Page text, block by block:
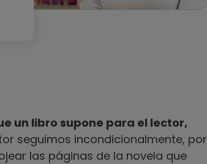
un libro supone para el lector,
seguimos incondicionalmente, por
las páginas de la novela que